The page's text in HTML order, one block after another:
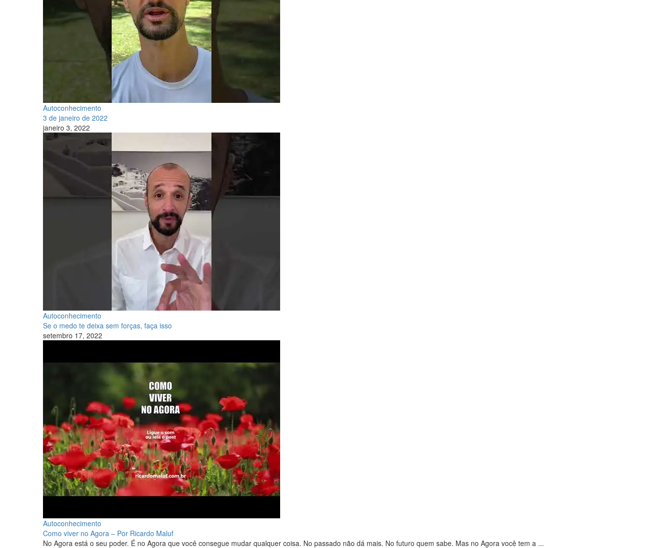
Autoconhecimento
3 de janeiro de 2022
janeiro 3, 2022
Autoconhecimento
Se o medo te deixa sem forças, faça isso
setembro 17, 2022
Autoconhecimento
Como viver no Agora – Por Ricardo Maluf
No Agora está o seu poder. É no Agora que você consegue mudar qualquer coisa. No passado não dá mais. No futuro quem sabe. Mas no Agora você tem a ...